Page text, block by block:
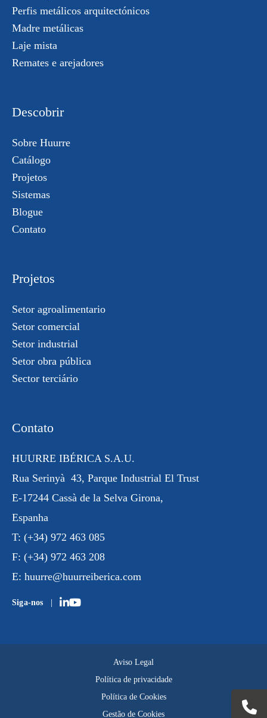
Perfis metálicos arquitectónicos
Madre metálicas
Laje mista
Remates e arejadores
Descobrir
Sobre Huurre
Catálogo
Projetos
Sistemas
Blogue
Contato
Projetos
Setor agroalimentario
Setor comercial
Setor industrial
Setor obra pública
Sector terciário
Contato
HUURRE IBÉRICA S.A.U.
Rua Serinyà 43, Parque Industrial El Trust
E-17244 Cassà de la Selva Girona,
Espanha
T: (+34) 972 463 085
F: (+34) 972 463 208
E: huurre@huurreiberica.com
Siga-nos
Aviso Legal
Política de privacidade
Política de Cookies
Gestão de Cookies